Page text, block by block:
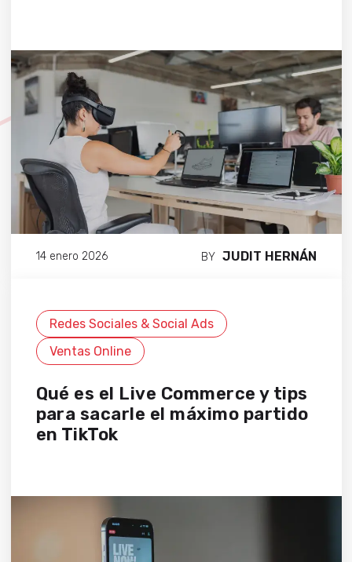
14 enero 2026 BY JUDIT HERNÁN
Redes Sociales & Social Ads
Ventas Online
Qué es el Live Commerce y tips
para sacarle el máximo partido
en TikTok